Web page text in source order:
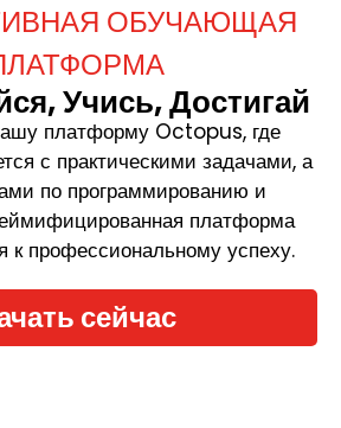
ОБУЧАЮЩАЯ
Учись, Достигай
платформу Octopus, где
с практическими задачами, а
по программированию и
платформа
к профессиональному успеху.
сейчас